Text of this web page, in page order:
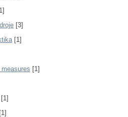
[3]
[1]
[1]
[1]
[1]